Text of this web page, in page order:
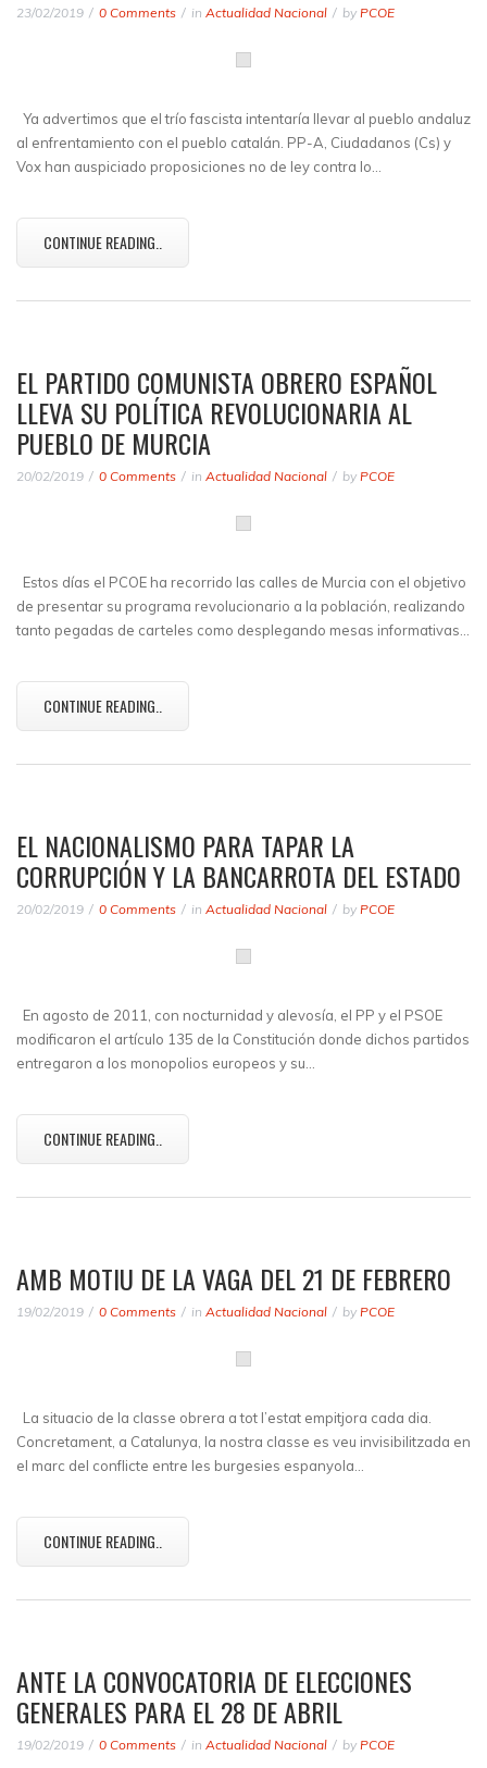
23/02/2019 0 Comments in Actualidad Nacional by PCOE
Ya advertimos que el trío fascista intentaría llevar al pueblo andaluz
al enfrentamiento con el pueblo catalán. PP-A, Ciudadanos (Cs) y
Vox han auspiciado proposiciones no de ley contra lo…
CONTINUE READING..
EL PARTIDO COMUNISTA OBRERO ESPAÑOL
LLEVA SU POLÍTICA REVOLUCIONARIA AL
PUEBLO DE MURCIA
20/02/2019 0 Comments in Actualidad Nacional by PCOE
Estos días el PCOE ha recorrido las calles de Murcia con el objetivo
de presentar su programa revolucionario a la población, realizando
tanto pegadas de carteles como desplegando mesas informativas…
CONTINUE READING..
EL NACIONALISMO PARA TAPAR LA
CORRUPCIÓN Y LA BANCARROTA DEL ESTADO
20/02/2019 0 Comments in Actualidad Nacional by PCOE
En agosto de 2011, con nocturnidad y alevosía, el PP y el PSOE
modificaron el artículo 135 de la Constitución donde dichos partidos
entregaron a los monopolios europeos y su…
CONTINUE READING..
AMB MOTIU DE LA VAGA DEL 21 DE FEBRERO
19/02/2019 0 Comments in Actualidad Nacional by PCOE
La situacio de la classe obrera a tot l’estat empitjora cada dia.
Concretament, a Catalunya, la nostra classe es veu invisibilitzada en
el marc del conflicte entre les burgesies espanyola…
CONTINUE READING..
ANTE LA CONVOCATORIA DE ELECCIONES
GENERALES PARA EL 28 DE ABRIL
19/02/2019 0 Comments in Actualidad Nacional by PCOE